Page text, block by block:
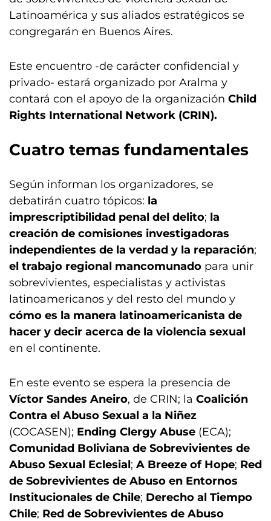
Latinoamérica y sus aliados estratégicos se
congregarán en Buenos Aires.
Este encuentro -de carácter confidencial y
privado- estará organizado por Aralma y
contará con el apoyo de la organización Child
Rights International Network (CRIN).
Cuatro temas fundamentales
Según informan los organizadores, se
debatirán cuatro tópicos: la
imprescriptibilidad penal del delito; la
creación de comisiones investigadoras
independientes de la verdad y la reparación;
el trabajo regional mancomunado para unir
sobrevivientes, especialistas y activistas
latinoamericanos y del resto del mundo y
cómo es la manera latinoamericanista de
hacer y decir acerca de la violencia sexual
en el continente.
En este evento se espera la presencia de
Víctor Sandes Aneiro, de CRIN; la Coalición
Contra el Abuso Sexual a la Niñez
(COCASEN); Ending Clergy Abuse (ECA);
Comunidad Boliviana de Sobrevivientes de
Abuso Sexual Eclesial; A Breeze of Hope; Red
de Sobrevivientes de Abuso en Entornos
Institucionales de Chile; Derecho al Tiempo
Chile; Red de Sobrevivientes de Abuso